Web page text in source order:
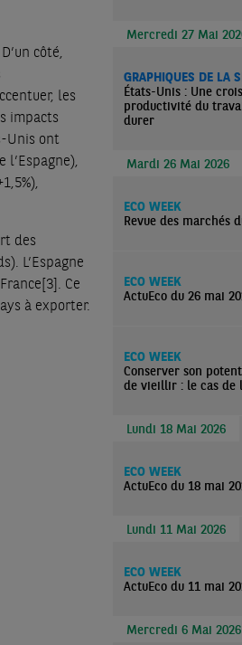
côté,
les
impacts
Unis ont
des
L’Espagne
[3]. Ce
à exporter.
Mercredi 27 Mai
GRAPHIQUES DE LA
États-Unis : Une
productivité du
durer
Mardi 26 Mai 2026
ECO WEEK
Revue des marchés
ECO WEEK
ActuEco du 26 mai
ECO WEEK
Conserver son
de vieillir : le cas de
Lundi 18 Mai 2026
ECO WEEK
ActuEco du 18 mai
Lundi 11 Mai 2026
ECO WEEK
ActuEco du 11 mai
Mercredi 6 Mai 2026